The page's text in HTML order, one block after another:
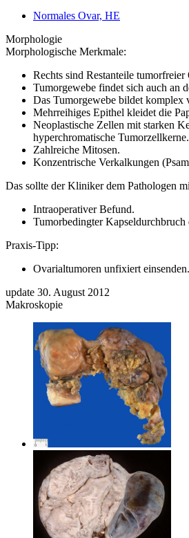
Normales Ovar, HE
Morphologie
Morphologische Merkmale:
Rechts sind Restanteile
Tumorgewebe findet sich auch an
Das Tumorgewebe bildet komplex
Mehrreihiges Epithel kleidet die
Neoplastische Zellen mit starken
hyperchromatische Tumorzellkerne.
Zahlreiche Mitosen.
Konzentrische Verkalkungen
Das sollte der Kliniker dem Pathologen
Intraoperativer Befund.
Tumorbedingter Kapseldurchbruch
Praxis-Tipp:
Ovarialtumoren unfixiert
update 30. August 2012
Makroskopie